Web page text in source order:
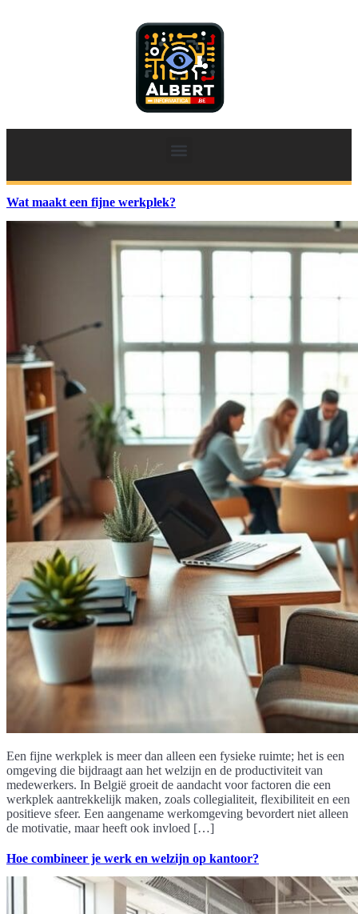
Wat maakt een fijne werkplek?
Een fijne werkplek is meer dan alleen een fysieke ruimte; het is een
omgeving die bijdraagt aan het welzijn en de productiviteit van
medewerkers. In België groeit de aandacht voor factoren die een
werkplek aantrekkelijk maken, zoals collegialiteit, flexibiliteit en een
positieve sfeer. Een aangename werkomgeving bevordert niet alleen
de motivatie, maar heeft ook invloed […]
Hoe combineer je werk en welzijn op kantoor?